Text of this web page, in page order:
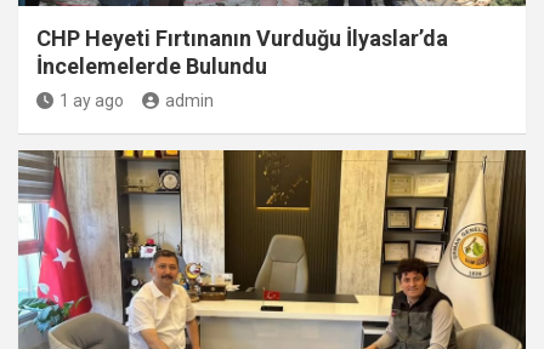
CHP Heyeti Fırtınanın Vurduğu İlyaslar’da
İncelemelerde Bulundu
1 ay ago admin